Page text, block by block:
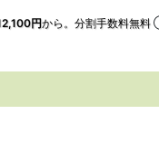
円から。分割手数料無料